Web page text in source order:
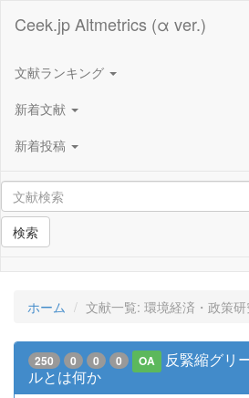
Ceek.jp Altmetrics (α ver.)
文献ランキング
新着文献
新着投稿
検索
ホーム 文献一覧: 環境経済・政策
250 0 0 0 OA
反緊縮グリ
ルとは何か